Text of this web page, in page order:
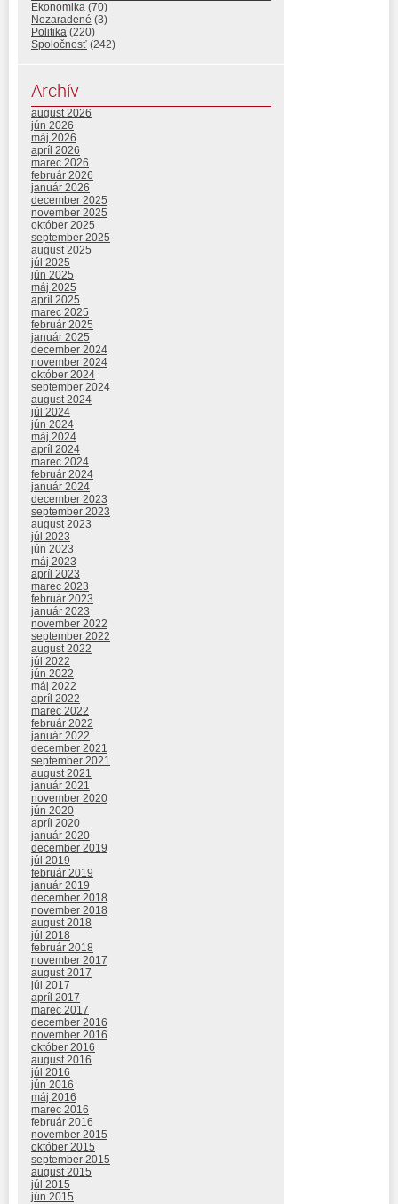
Ekonomika (70)
Nezaradené (3)
Politika (220)
Spoločnosť (242)
Archív
august 2026
jún 2026
máj 2026
apríl 2026
marec 2026
február 2026
január 2026
december 2025
november 2025
október 2025
september 2025
august 2025
júl 2025
jún 2025
máj 2025
apríl 2025
marec 2025
február 2025
január 2025
december 2024
november 2024
október 2024
september 2024
august 2024
júl 2024
jún 2024
máj 2024
apríl 2024
marec 2024
február 2024
január 2024
december 2023
september 2023
august 2023
júl 2023
jún 2023
máj 2023
apríl 2023
marec 2023
február 2023
január 2023
november 2022
september 2022
august 2022
júl 2022
jún 2022
máj 2022
apríl 2022
marec 2022
február 2022
január 2022
december 2021
september 2021
august 2021
január 2021
november 2020
jún 2020
apríl 2020
január 2020
december 2019
júl 2019
február 2019
január 2019
december 2018
november 2018
august 2018
júl 2018
február 2018
november 2017
august 2017
júl 2017
apríl 2017
marec 2017
december 2016
november 2016
október 2016
august 2016
júl 2016
jún 2016
máj 2016
marec 2016
február 2016
november 2015
október 2015
september 2015
august 2015
júl 2015
jún 2015